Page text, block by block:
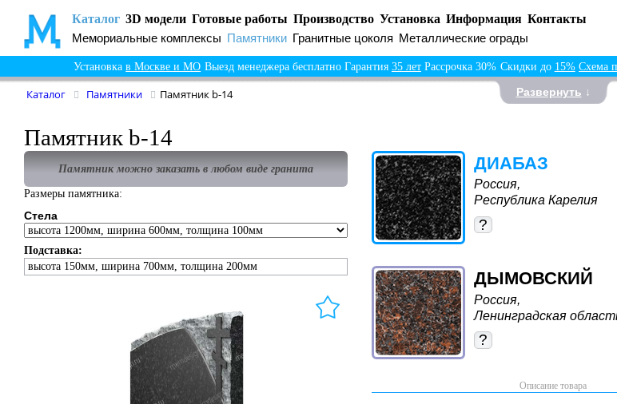
Каталог 3D модели Готовые работы Производство Установка Информация Контакты
Мемориальные комплексы Памятники Гранитные цоколя Металлические ограды
Установкав Москве и МО Выезд менеджера бесплатно Гарантия 35 лет Рассрочка 30% Скидки до 15% Схема
Развернуть ↓
Каталог Памятники Памятник b-14
Памятник b-14
Памятник можно заказать в любом виде гранита
Размеры памятника:
Стела
Подставка:
высота 150мм, ширина 700мм, толщина 200мм
ДИАБАЗ
Россия,
Республика Карелия
?
ДЫМОВСКИЙ
Россия,
Ленинградская
?
Описание товара